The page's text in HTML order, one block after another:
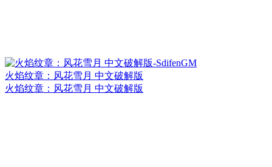
火焰纹章：风花雪月 中文破解版
火焰纹章：风花雪月 中文破解版